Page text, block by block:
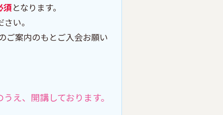
須となります。
い。
ご案内のもとご入会お願い
え、開講しております。